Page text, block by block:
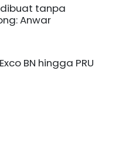
dibuat tanpa
Anwar
BN hingga PRU